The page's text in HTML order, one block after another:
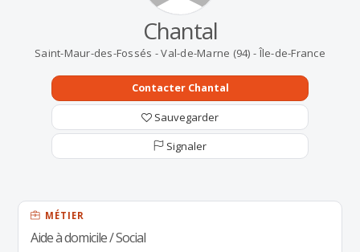
Chantal
Saint-Maur-des-Fossés - Val-de-Marne (94) - Île-de-France
Contacter Chantal
Sauvegarder
Signaler
MÉTIER
Aide à domicile / Social